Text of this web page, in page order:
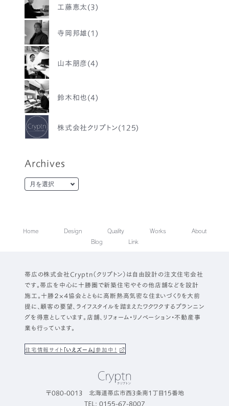
工藤恵太(3)
寺岡邦雄(1)
山本朋彦(4)
鈴木和也(4)
株式会社クリプトン(125)
Archives
Home Design Quality Works
About
Blog
Link
帯広の株式会社Cryptn（クリプトン）は自由設計の注文住宅会社
です。帯広を中心に十勝圏で新築住宅やその他店舗などを設計
施工。十勝２×４協会とともに高断熱高気密な住まいづくりを大前
提に、顧客の要望、ライフスタイルを踏まえたワクワクするプランニン
グを得意としています。店舗、リフォーム・リノベーション・不動産事
業も行っています。
住宅情報サイト「いえズーム」参加中！
〒080-0013 北海道帯広市西3条南1丁目15番地
TEL: 0155-67-8007